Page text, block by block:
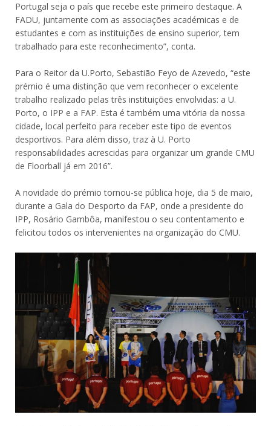
Portugal seja o país que recebe este primeiro destaque. A
FADU, juntamente com as associações académicas e de
estudantes e com as instituições de ensino superior, tem
trabalhado para este reconhecimento”, conta.
Para o Reitor da U.Porto, Sebastião Feyo de Azevedo, “este
prémio é uma distinção que vem reconhecer o excelente
trabalho realizado pelas três instituições envolvidas: a U.
Porto, o IPP e a FAP. Esta é também uma vitória da nossa
cidade, local perfeito para receber este tipo de eventos
desportivos. Para além disso, traz à U. Porto
responsabilidades acrescidas para organizar um grande CMU
de Floorball já em 2016”.
A novidade do prémio tornou-se pública hoje, dia 5 de maio,
durante a Gala do Desporto da FAP, onde a presidente do
IPP, Rosário Gambôa, manifestou o seu contentamento e
felicitou todos os intervenientes na organização do CMU.